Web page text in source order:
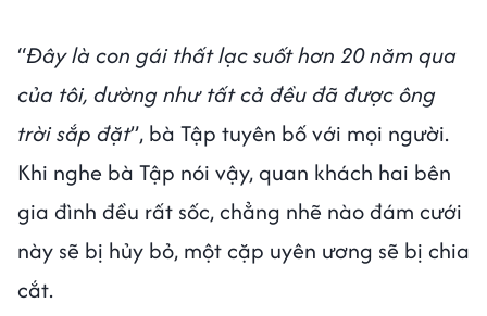
“Đây là con gái thất lạc suốt hơn 20 năm qua
của tôi, dường như tất cả đều đã được ông
trời sắp đặt”, bà Tập tuyên bố với mọi người.
Khi nghe bà Tập nói vậy, quan khách hai bên
gia đình đều rất sốc, chẳng nhẽ nào đám cưới
này sẽ bị hủy bỏ, một cặp uyên ương sẽ bị chia
cắt.